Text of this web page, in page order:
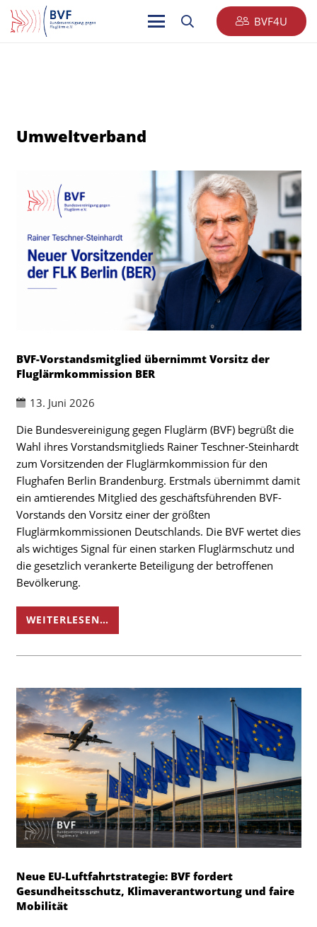
BVF4U
Umweltverband
BVF-Vorstandsmitglied übernimmt Vorsitz der
Fluglärmkommission BER
13. Juni 2026
Die Bundesvereinigung gegen Fluglärm (BVF) begrüßt die
Wahl ihres Vorstandsmitglieds Rainer Teschner-Steinhardt
zum Vorsitzenden der Fluglärmkommission für den
Flughafen Berlin Brandenburg. Erstmals übernimmt damit
ein amtierendes Mitglied des geschäftsführenden BVF-
Vorstands den Vorsitz einer der größten
Fluglärmkommissionen Deutschlands. Die BVF wertet dies
als wichtiges Signal für einen starken Fluglärmschutz und
die gesetzlich verankerte Beteiligung der betroffenen
Bevölkerung.
WEITERLESEN…
Neue EU-Luftfahrtstrategie: BVF fordert
Gesundheitsschutz, Klimaverantwortung und faire
Mobilität